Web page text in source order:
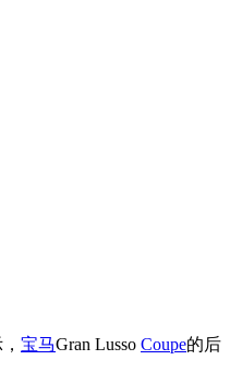
宝马Gran Lusso Coupe的后